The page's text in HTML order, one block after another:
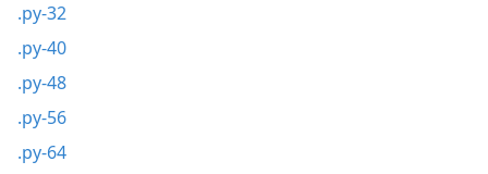
.py-32
.py-40
.py-48
.py-56
.py-64